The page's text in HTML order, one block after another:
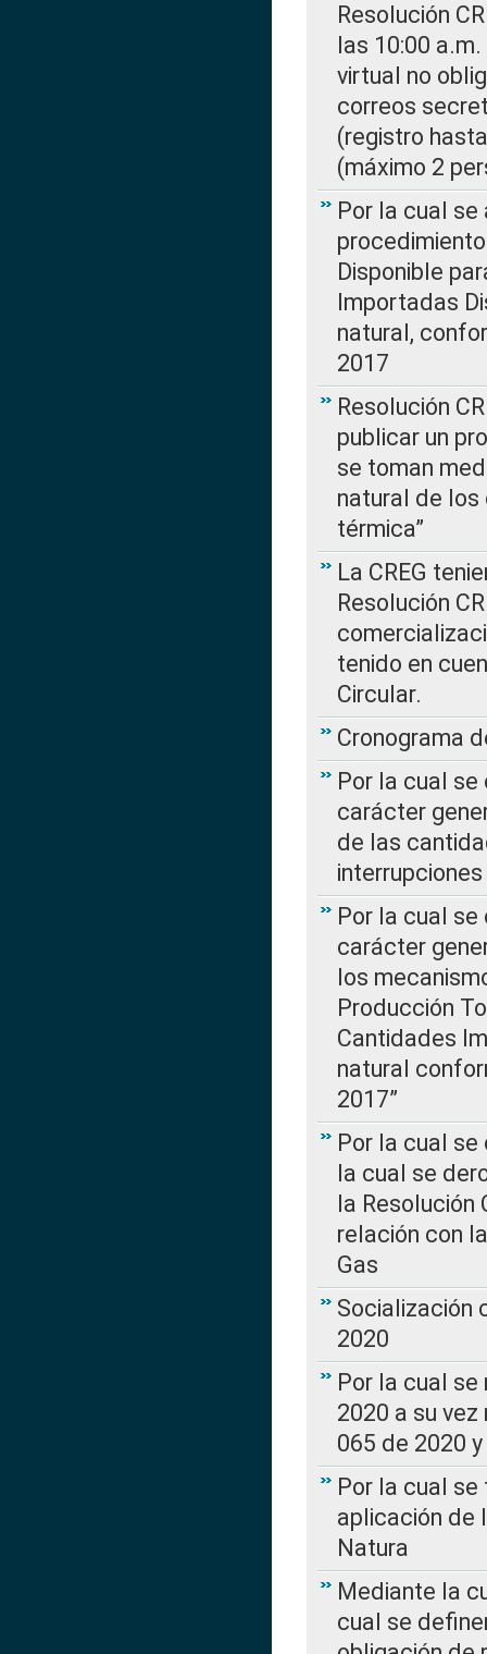
Resolución
las 10:00
virtual no
correos
(registro
(máximo 2
Por la cual
Disponible
Importadas
natural,
2017
Resolución
publicar un
se toman
natural de los
térmica”
La CREG
Resolución
tenido en
Circular.
Cronograma
Por la cual
carácter
de las
Por la cual
carácter
los
Producción
Cantidades
natural
2017”
Por la cual
la cual se
la Resolución
relación con
Gas
Socialización
2020
Por la cual se
2020 a su
065 de 2020
Por la cual
aplicación de
Natura
Mediante la
cual se